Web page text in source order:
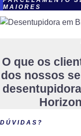
MAIORES
O que os
dos nossos
DÚVIDAS?